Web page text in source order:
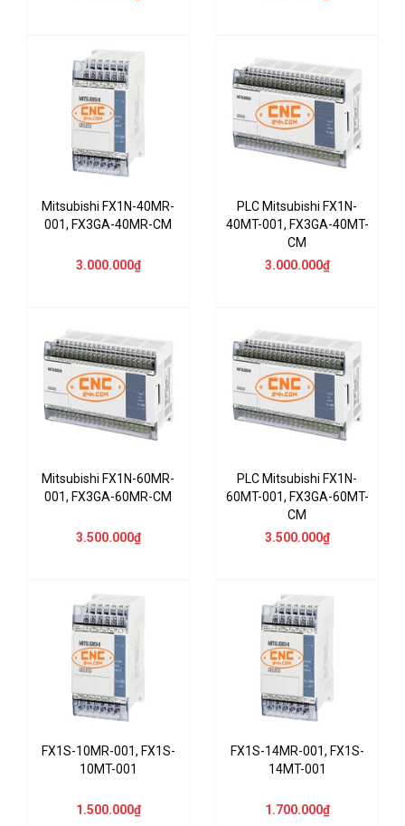
Mitsubishi FX1N-40MR-
001, FX3GA-40MR-CM
3.000.000₫
PLC Mitsubishi FX1N-
40MT-001, FX3GA-40MT-
CM
3.000.000₫
Mitsubishi FX1N-60MR-
001, FX3GA-60MR-CM
3.500.000₫
PLC Mitsubishi FX1N-
60MT-001, FX3GA-60MT-
CM
3.500.000₫
FX1S-10MR-001, FX1S-
10MT-001
1.500.000₫
FX1S-14MR-001, FX1S-
14MT-001
1.700.000₫